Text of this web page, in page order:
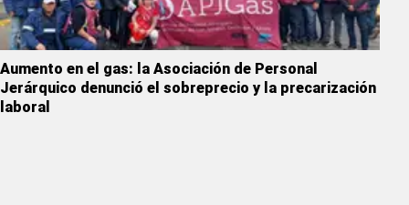
Aumento en el gas: la Asociación de Personal
Jerárquico denunció el sobreprecio y la precarización
laboral